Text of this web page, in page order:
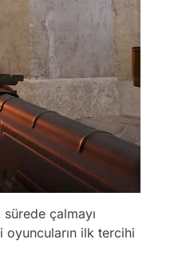
çalmayı
oyuncuların ilk tercihi